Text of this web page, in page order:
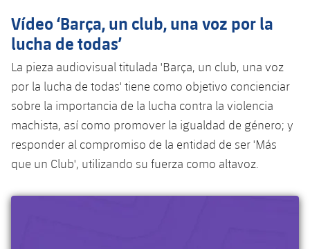
SUB9 B
SUB8 A
SUB8 B
Palmarés
Jugadores
Fotos
Historia
Palmarés
Jugadores
Fotos
Cadete B
Infantil B
Actualidad
Calendario
Entradas
Resultados
Clasificaciones
Barça Atlètic
plusicon
más
Actualidad
Calendario
Resultados
Jugadores
Clasificaciones
plusicon
Actualidad
Juvenil
Cadete
Infantil
Campus Verano
PLUSICON
MÁS
Primer equipo
plusicon
más
Vídeo ‘Barça, un club, una voz por la
lucha de todas’
La pieza audiovisual titulada 'Barça, un club, una voz
por la lucha de todas' tiene como objetivo concienciar
sobre la importancia de la lucha contra la violencia
machista, así como promover la igualdad de género; y
responder al compromiso de la entidad de ser 'Más
que un Club', utilizando su fuerza como altavoz.